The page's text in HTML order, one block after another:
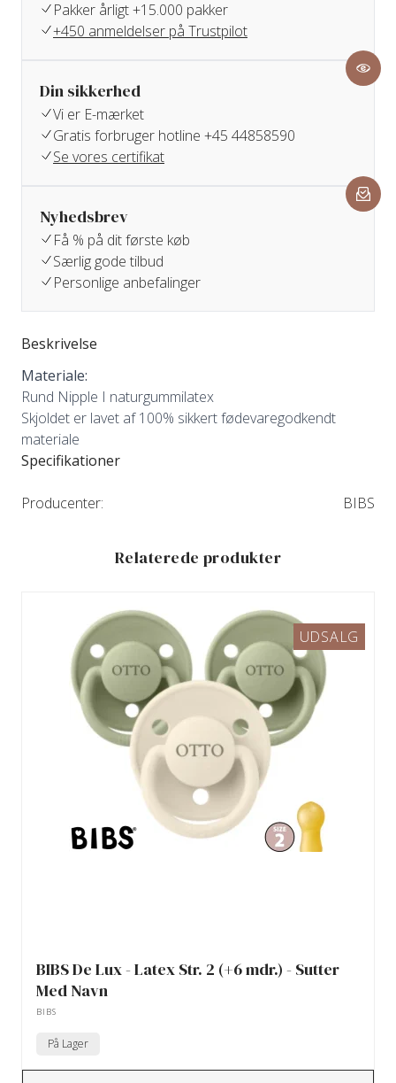
Pakker årligt +15.000 pakker
+450 anmeldelser på Trustpilot
Din sikkerhed
Vi er E-mærket
Gratis forbruger hotline +45 44858590
Se vores certifikat
Nyhedsbrev
Få % på dit første køb
Særlig gode tilbud
Personlige anbefalinger
Beskrivelse
Materiale:
Rund Nipple I naturgummilatex
Skjoldet er lavet af 100% sikkert fødevaregodkendt
materiale
Specifikationer
Producenter: BIBS
Relaterede produkter
UDSALG
BIBS De Lux - Latex Str. 2 (+6 mdr.) - Sutter
Med Navn
BIBS
På Lager